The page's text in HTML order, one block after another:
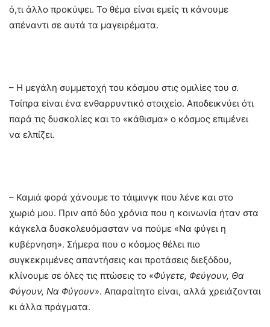
ό,τι άλλο προκύψει. Το θέμα είναι εμείς τι κάνουμε
απέναντι σε αυτά τα μαγειρέματα.
– Η μεγάλη συμμετοχή του κόσμου στις ομιλίες του σ.
Τσίπρα είναι ένα ενθαρρυντικό στοιχείο. Αποδεικνύει ότι
παρά τις δυσκολίες και το «κάθισμα» ο κόσμος επιμένει
να ελπίζει.
– Καμιά φορά χάνουμε το τάιμινγκ που λένε και στο
χωριό μου. Πριν από δύο χρόνια που η κοινωνία ήταν στα
κάγκελα δυσκολευόμασταν να πούμε «Να φύγει η
κυβέρνηση». Σήμερα που ο κόσμος θέλει πιο
συγκεκριμένες απαντήσεις και προτάσεις διεξόδου,
κλίνουμε σε όλες τις πτώσεις το «Φύγετε, Φεύγουν, Θα
Φύγουν, Να Φύγουν». Απαραίτητο είναι, αλλά χρειάζονται
κι άλλα πράγματα.